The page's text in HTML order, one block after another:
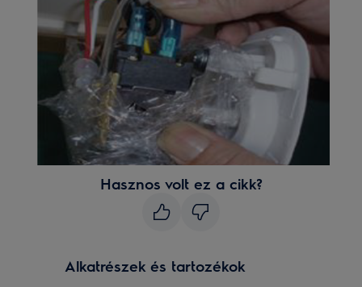
Hasznos volt ez a cikk?
Alkatrészek és tartozékok